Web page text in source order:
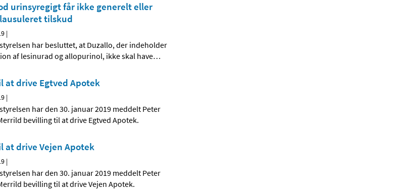
urinsyregigt får ikke generelt eller
tilskud
|
har besluttet, at Duzallo, der indeholder
af lesinurad og allopurinol, ikke skal have…
at drive Egtved Apotek
|
har den 30. januar 2019 meddelt Peter
bevilling til at drive Egtved Apotek.
at drive Vejen Apotek
|
har den 30. januar 2019 meddelt Peter
bevilling til at drive Vejen Apotek.